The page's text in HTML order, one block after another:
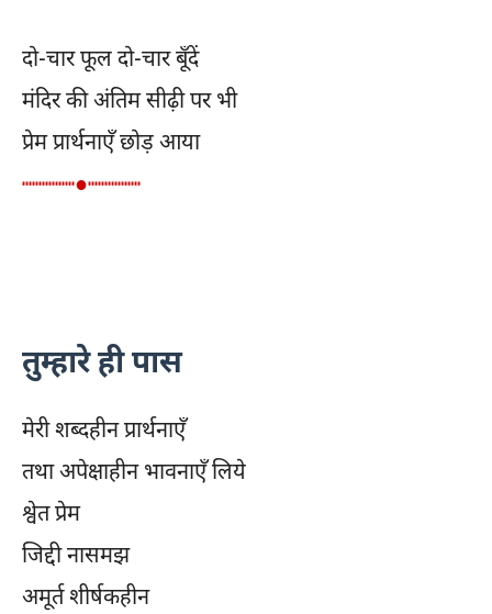
दो-चार फूल दो-चार बूँदें
मंदिर की अंतिम सीढ़ी पर भी
प्रेम प्रार्थनाएँ छोड़ आया
┉┉┉┉●┉┉┉┉
तुम्हारे ही पास
मेरी शब्दहीन प्रार्थनाएँ
तथा अपेक्षाहीन भावनाएँ लिये
श्वेत प्रेम
जिद्दी नासमझ
अमूर्त शीर्षकहीन